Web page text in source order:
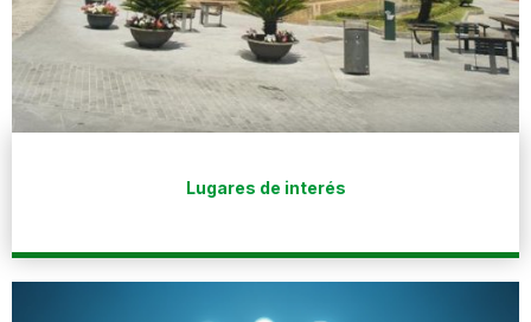
Lugares de interés